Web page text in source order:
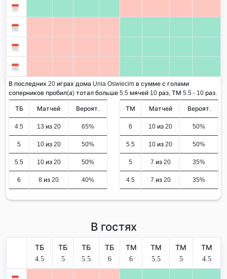
В последних 20 играх дома Unia Oswiecim в сумме с голами
соперников пробил(а) тотал больше 5.5 мячей 10 раз, ТМ 5.5 - 10 раз.
ТБ Матчей Вероят.
4.5 13 из 20 65%
5 10 из 20 50%
5.5 10 из 20 50%
6 8 из 20 40%
ТМ Матчей Вероят.
6 10 из 20 50%
5.5 10 из 20 50%
5 7 из 20 35%
4.5 7 из 20 35%
В гостях
ТБ
4.5
ТБ
5
ТБ
5.5
ТБ
6
ТМ
6
ТМ
5.5
ТМ
5
ТМ
4.5